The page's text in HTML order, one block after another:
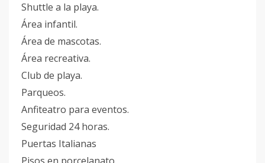
Shuttle a la playa.
Área infantil.
Área de mascotas.
Área recreativa.
Club de playa.
Parqueos.
Anfiteatro para eventos.
Seguridad 24 horas.
Puertas Italianas